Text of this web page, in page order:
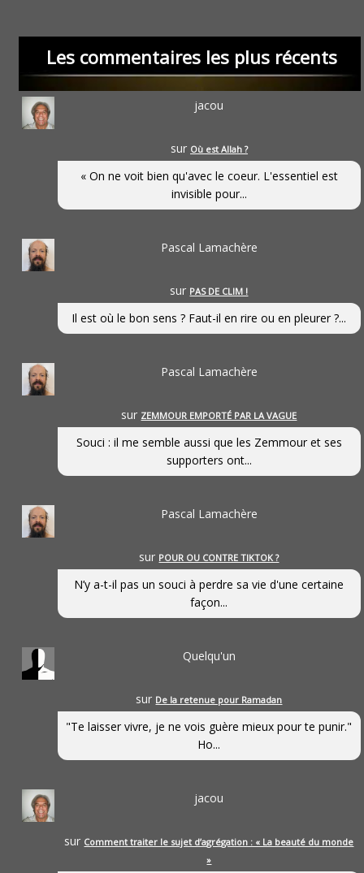
Les commentaires les plus récents
jacou
sur Où est Allah ?
« On ne voit bien qu'avec le coeur. L'essentiel est
invisible pour...
Pascal Lamachère
sur PAS DE CLIM !
Il est où le bon sens ? Faut-il en rire ou en pleurer ?...
Pascal Lamachère
sur ZEMMOUR EMPORTÉ PAR LA VAGUE
Souci : il me semble aussi que les Zemmour et ses
supporters ont...
Pascal Lamachère
sur POUR OU CONTRE TIKTOK ?
N’y a-t-il pas un souci à perdre sa vie d'une certaine
façon...
Quelqu'un
sur De la retenue pour Ramadan
"Te laisser vivre, je ne vois guère mieux pour te punir."
Ho...
jacou
sur Comment traiter le sujet d’agrégation : « La beauté du monde
»